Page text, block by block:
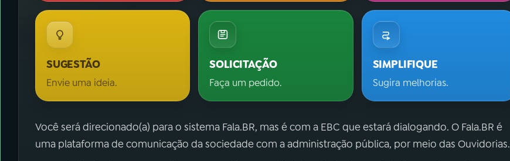
SUGESTÃO
Envie uma ideia.
SOLICITAÇÃO
Faça um pedido.
SIMPLIFIQUE
Sugira melhorias.
Você será direcionado(a) para o sistema Fala.BR, mas é com a EBC que estará dialogando. O Fala.BR é
uma plataforma de comunicação da sociedade com a administração pública, por meio das Ouvidorias.